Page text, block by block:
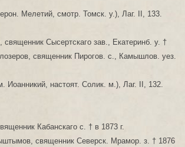
Мелетий, смотр. Томск. у.), Лаг. ІІ, 133.
Сысертскаго зав., Екатеринб. у. †
священник Пирогов. с., Камышлов. уез.
Иоанникий, настоят. Солик. м.), Лаг. II, 132.
Кабанскаго с. † в 1873 г.
священник Северск. Мрамор. з. † 1876